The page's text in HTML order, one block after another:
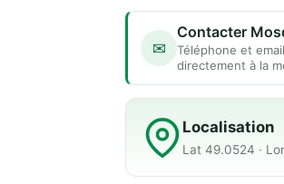
✉
Contacter
Téléphone et
directement à la
Localisation
Lat 49.0524 ·